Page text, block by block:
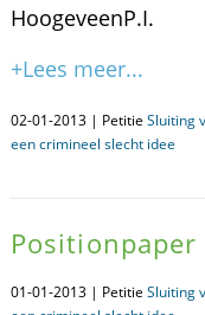
HoogeveenP.I.
+Lees meer...
02-01-2013 | Petitie Sluiting
een crimineel slecht idee
Positionpaper
01-01-2013 | Petitie Sluiting